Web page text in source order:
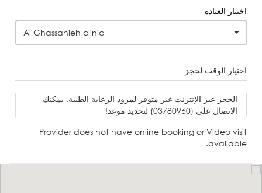
اختيار العيادة
Al Ghassanieh clinic
اختيار الوقت لحجز
الحجز عبر الإنترنت غير متوفر لمزود الرعاية الطبية. يمكنك
الاتصال على (03780960) لتحديد موعد!
Provider does not have online booking or Video visit
available.